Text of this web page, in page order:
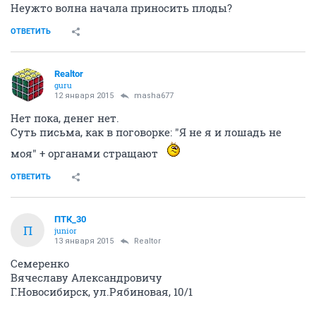
Неужто волна начала приносить плоды?
ОТВЕТИТЬ
Realtor
guru
12 января 2015 masha677
Нет пока, денег нет.
Суть письма, как в поговорке: "Я не я и лошадь не
моя" + органами стращают
ОТВЕТИТЬ
П
ПТК_30
junior
13 января 2015 Realtor
Семеренко
Вячеславу Александровичу
Г.Новосибирск, ул.Рябиновая, 10/1